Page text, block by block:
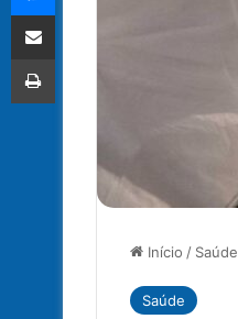
Início / Saúde
Saúde
Compartilhar via e-mail